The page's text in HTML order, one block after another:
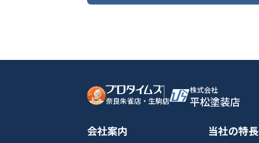
奈良朱雀店・生駒店
株式会社
平松塗装店
会社案内
当社の特長